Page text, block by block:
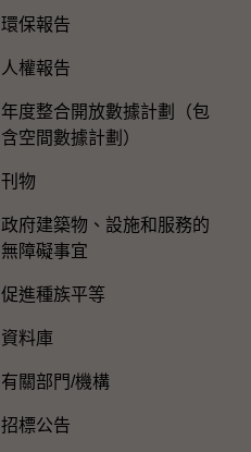
環保報告
人權報告
年度整合開放數據計劃（包
含空間數據計劃）
刊物
政府建築物、設施和服務的
無障礙事宜
促進種族平等
資料庫
有關部門/機構
招標公告